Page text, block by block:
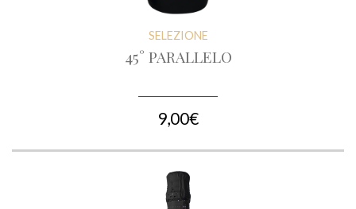
SELEZIONE
45° PARALLELO
9,00€